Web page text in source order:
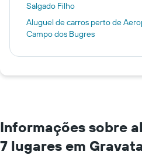
Salgado Filho
Aluguel de carros perto de
Campo dos Bugres
Informações sobre
7 lugares em